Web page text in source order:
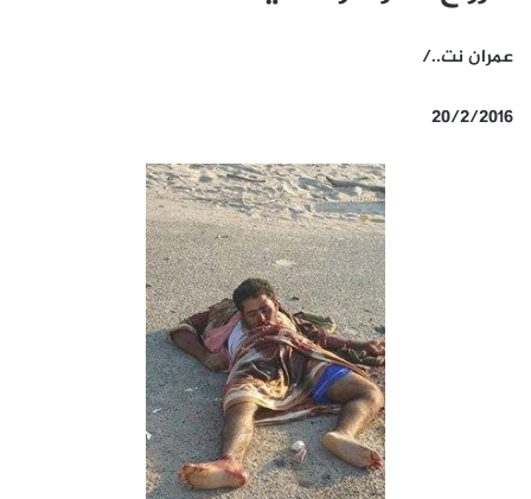
عمران نت../
20/2/2016